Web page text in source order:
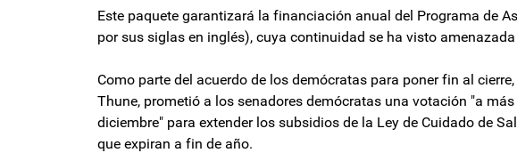
Este paquete garantizará la financiación anual del Programa de
por sus siglas en inglés), cuya continuidad se ha visto
Como parte del acuerdo de los demócratas para poner fin al
Thune, prometió a los senadores demócratas una votación "a
diciembre" para extender los subsidios de la Ley de Cuidado de
que expiran a fin de año.